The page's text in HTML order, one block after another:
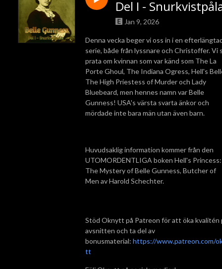
Del I -
Jan 9, 2026
Denna vecka beger vi oss in i en
serie, både från lyssnare och Christoffer. Vi
prata om kvinnan som var känd som TheLa
Porte Ghoul, The Indiana Ogress, Hell's
The High Priestess of Murder och Lady
Bluebeard, men hennes namn var Belle
Gunness! USA's värsta svarta änkor och
mördade inte bara män utan även barn.
Huvudsaklig information kommer från den
UTOMORDENTLIGA boken Hell's Princess:
The Mystery of Belle Gunness, Butcher of
Men av Harold Schechter.
Stöd Oknytt på Patreon för att öka kvalitén
avsnitten och ta del av
bonusmaterial: https://www.patreon.com/
tt